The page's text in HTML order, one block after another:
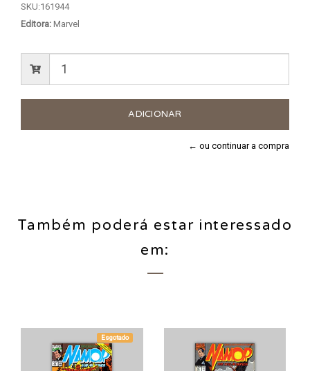
SKU:161944
Editora: Marvel
← ou continuar a compra
Também poderá estar interessado
em:
Esgotado